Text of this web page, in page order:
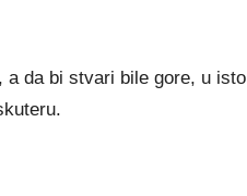
a da bi stvari bile gore, u isto